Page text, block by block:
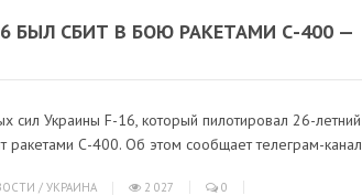
БЫЛ СБИТ В БОЮ РАКЕТАМИ С-400 —
сил Украины F-16, который пилотировал 26-летний
ракетами С-400. Об этом сообщает телеграм-канал
/ УКРАИНА 2 027 0